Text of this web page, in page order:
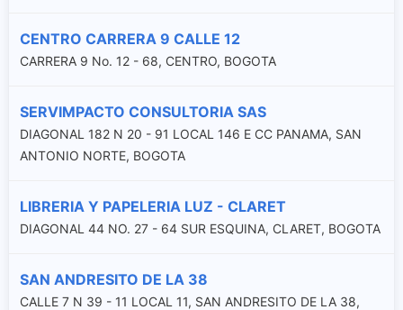
CENTRO CARRERA 9 CALLE 12
CARRERA 9 No. 12 - 68, CENTRO, BOGOTA
SERVIMPACTO CONSULTORIA SAS
DIAGONAL 182 N 20 - 91 LOCAL 146 E CC PANAMA, SAN
ANTONIO NORTE, BOGOTA
LIBRERIA Y PAPELERIA LUZ - CLARET
DIAGONAL 44 NO. 27 - 64 SUR ESQUINA, CLARET, BOGOTA
SAN ANDRESITO DE LA 38
CALLE 7 N 39 - 11 LOCAL 11, SAN ANDRESITO DE LA 38,